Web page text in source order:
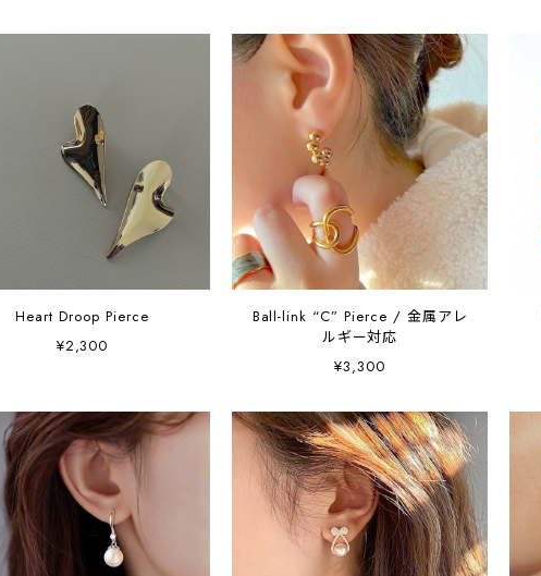
Heart Droop Pierce
¥2,300
Ball-link “C” Pierce / 金属アレ
ルギー対応
¥3,300